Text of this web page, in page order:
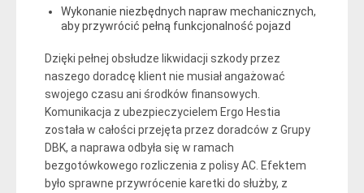
Wykonanie niezbędnych napraw mechanicznych,
aby przywrócić pełną funkcjonalność pojazd
Dzięki pełnej obsłudze likwidacji szkody przez
naszego doradcę klient nie musiał angażować
swojego czasu ani środków finansowych.
Komunikacja z ubezpieczycielem Ergo Hestia
została w całości przejęta przez doradców z Grupy
DBK, a naprawa odbyła się w ramach
bezgotówkowego rozliczenia z polisy AC. Efektem
było sprawne przywrócenie karetki do służby, z